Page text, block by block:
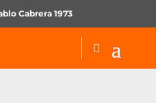
Cabrera 1973